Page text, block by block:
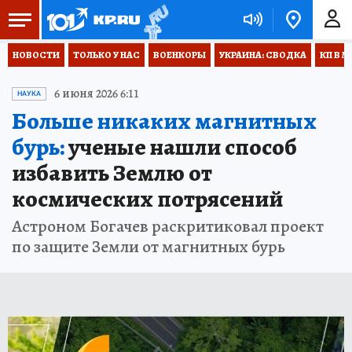
НОВОСТИ ТОЛЬКО У НАС ВОЕНКОРЫ УКРАИНА: СВОДКА КП В
НАУКА 6 июня 2026 6:11
Больше никаких магнитных
бурь:ученые нашли способ
избавить Землю от
космических потрясений
Астроном Богачев раскритиковал проект
по защите Земли от магнитных бурь